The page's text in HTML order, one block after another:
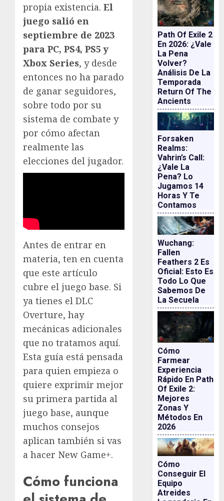
propia existencia. El
juego salió en
septiembre de 2023
para PC, PS4, PS5 y
Xbox Series, y desde
entonces no ha parado
de ganar seguidores,
sobre todo por su
sistema de combate y
por cómo afectan
realmente las
elecciones del jugador.
Antes de entrar en
materia, ten en cuenta
que este artículo
cubre el juego base. Si
ya tienes el DLC
Overture, hay
mecánicas adicionales
que no tratamos aquí.
Esta guía está pensada
para quien empieza o
quiere exprimir mejor
su primera partida al
juego base, aunque
muchos consejos
aplican también si vas
a hacer New Game+.
Cómo funciona
Path Of Exile 2
En 2026: ¿vale
La Pena
Volver?
Análisis De La
Temporada
Return Of The
Ancients
Forsaken
Realms:
Vahrin’s Call:
¿vale La
Pena? Lo
Jugamos 14
Horas Y Te
Contamos
Wuchang:
Fallen
Feathers 2 Es
Oficial: Esto Es
Todo Lo Que
Sabemos De
La Secuela
Cómo
Farmear
Experiencia
Rápido En Path
Of Exile 2:
Mejores
Zonas Y
Métodos En
2026
Cómo
Conseguir El
Equipo
Atreides